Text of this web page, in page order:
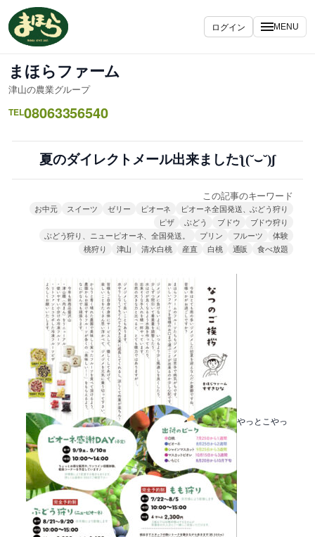
容
を
キ
ッ
プ
ログイン MENU
まほらファーム
津山の農業グループ
TEL08063356540
夏のダイレクトメール出来ましたƪ(˘⌣˘)ʃ
この記事のキーワード
お中元 スイーツ ゼリー ピオーネ
ピオーネ全国発送、ぶどう狩り
ピザ
ぶどう ブドウ
ブドウ狩り
ぶどう狩り、ニューピオーネ、全国発送。
プリン フルーツ
体験
桃狩り
津山 清水白桃 産直 白桃 通販 食べ放題
やっとこやっ